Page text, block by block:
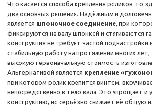
Что касается способа крепления роликов, то
два основных решения. Надёжным и
является шпоночное соединение, при
фиксируются на валу шпонкой и стягиваются
конструкция не требует частой поднастройки
стабильную работу на протяжении многих лет,
высокую первоначальную стоимость
Альтернативой является крепление
при котором ролик крепится винтом,
непосредственно в тело вала. Это упрощает и
конструкцию, но серьёзно снижает её общую